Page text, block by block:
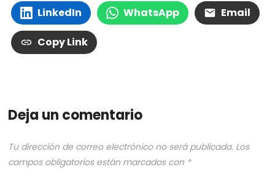
LinkedIn WhatsApp Email
Copy Link
Deja un comentario
Tu dirección de correo electrónico no será publicada. Los
campos obligatorios están marcados con *